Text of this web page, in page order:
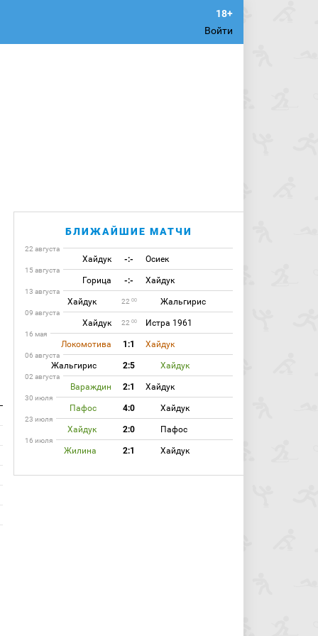
Войти
БЛИЖАЙШИЕ МАТЧИ
22 августа
Хайдук -:- Осиек
15 августа
Горица -:- Хайдук
13 августа
Хайдук 22 00 Жальгирис
09 августа
Хайдук 22 00 Истра 1961
16 мая
Локомотива 1:1 Хайдук
06 августа
Жальгирис 2:5 Хайдук
02 августа
Вараждин 2:1 Хайдук
30 июля
Пафос 4:0 Хайдук
23 июля
Хайдук 2:0 Пафос
16 июля
Жилина 2:1 Хайдук